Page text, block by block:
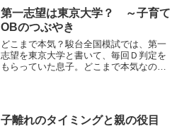
第一志望は東京大学？ ～子育て
OBのつぶやき
どこまで本気？駿台全国模試では、第一
志望を東京大学と書いて、毎回Ｄ判定を
もらっていた息子。どこまで本気なのか
で、少し相談にのってくれと...
子離れのタイミングと親の役目